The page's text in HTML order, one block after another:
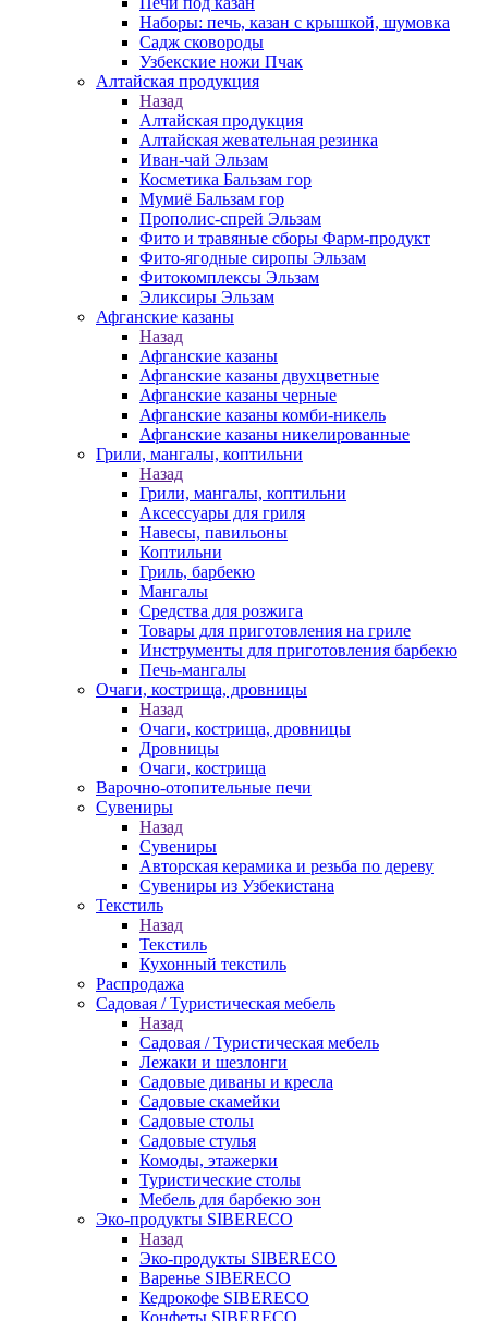
Наборы: печь, казан с крышкой, шумовка
Садж сковороды
Узбекские ножи Пчак
Алтайская продукция
Назад
Алтайская продукция
Алтайская жевательная резинка
Иван-чай Эльзам
Косметика Бальзам гор
Мумиё Бальзам гор
Прополис-спрей Эльзам
Фито и травяные сборы Фарм-продукт
Фито-ягодные сиропы Эльзам
Фитокомплексы Эльзам
Эликсиры Эльзам
Афганские казаны
Назад
Афганские казаны
Афганские казаны двухцветные
Афганские казаны черные
Афганские казаны комби-никель
Афганские казаны никелированные
Грили, мангалы, коптильни
Назад
Грили, мангалы, коптильни
Аксессуары для гриля
Навесы, павильоны
Коптильни
Гриль, барбекю
Мангалы
Средства для розжига
Товары для приготовления на гриле
Инструменты для приготовления барбекю
Печь-мангалы
Очаги, кострища, дровницы
Назад
Очаги, кострища, дровницы
Дровницы
Очаги, кострища
Варочно-отопительные печи
Сувениры
Назад
Сувениры
Авторская керамика и резьба по дереву
Сувениры из Узбекистана
Текстиль
Назад
Текстиль
Кухонный текстиль
Распродажа
Садовая / Туристическая мебель
Назад
Садовая / Туристическая мебель
Лежаки и шезлонги
Садовые диваны и кресла
Садовые скамейки
Садовые столы
Садовые стулья
Комоды, этажерки
Туристические столы
Мебель для барбекю зон
Эко-продукты SIBERECO
Назад
Эко-продукты SIBERECO
Варенье SIBERECO
Кедрокофе SIBERECO
Конфеты SIBERECO